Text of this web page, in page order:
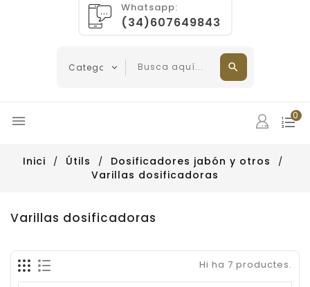
Whatsapp:
(34)607649843
 0
Inici Útils
Dosificadores jabón y otros
Varillas dosificadoras
Varillas dosificadoras
Hi ha 7 productes.